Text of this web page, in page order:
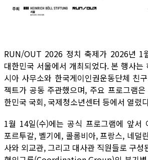
RUN/OUT 2026 정치 축제가 2026년 1
대한민국 서울에서 개최되었다. 본 행사는
시아 사무소와 한국게이인권운동단체 친
젝트가 공동 주관했으며, 주요 프로그램
한민국 국회, 국제청소년센터 등에서 열렸
1월 14일(수)에는 공식 프로그램에 앞서
포르투갈, 벨기에, 콜롬비아, 프랑스, 네덜
사와 외교관, 그리고 대사관 직원들로 구